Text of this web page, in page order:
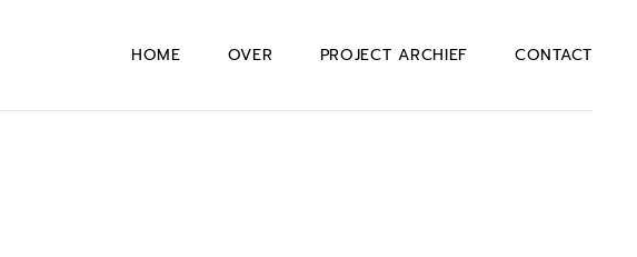
HOME OVER PROJECT ARCHIEF CONTACT